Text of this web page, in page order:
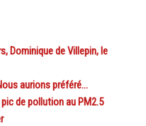
Dominique de Villepin, le
aurions préféré…
pic de pollution au PM2.5